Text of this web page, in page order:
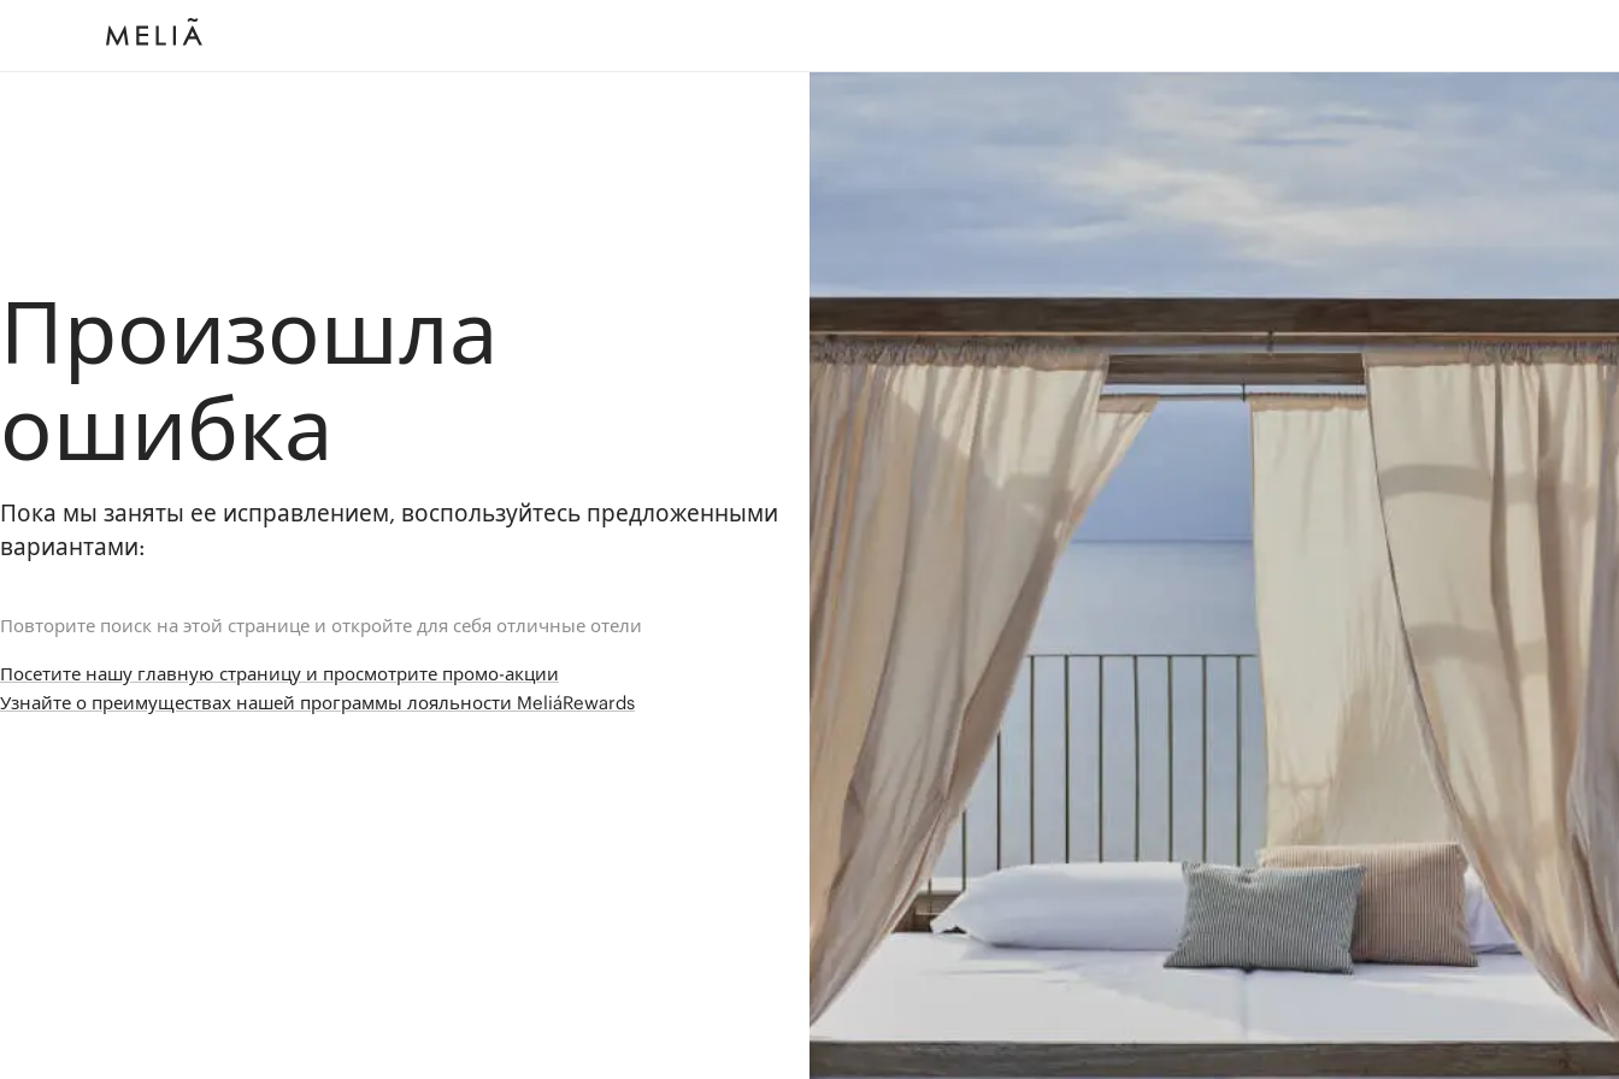
Произошла
ошибка
Пока мы заняты ее исправлением, воспользуйтесь предложенными
вариантами:
Повторите поиск на этой странице и откройте для себя отличные отели
Посетите нашу главную страницу и просмотрите промо-акции
Узнайте о преимуществах нашей программы лояльности MeliáRewards